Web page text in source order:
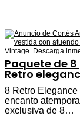
Paquete de
Retro
8 Retro Elegance
encanto
exclusiva de 8…